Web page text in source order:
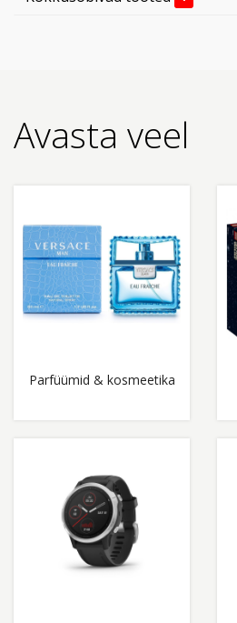
Avasta veel
Parfüümid & kosmeetika